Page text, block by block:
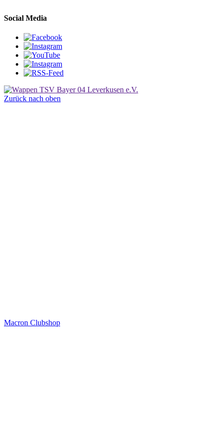
Social Media
Zurück nach oben
Macron Clubshop